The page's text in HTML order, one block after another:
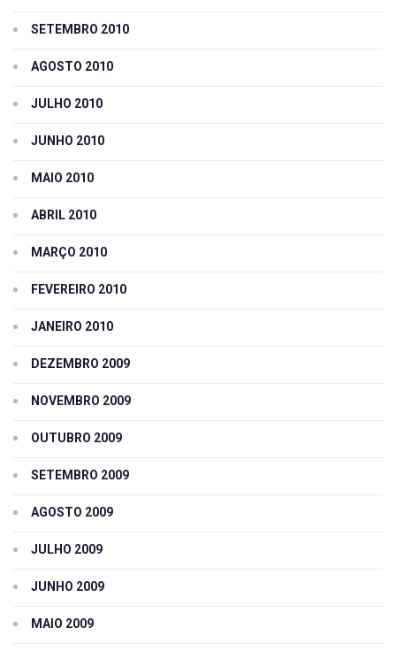
SETEMBRO 2010
AGOSTO 2010
JULHO 2010
JUNHO 2010
MAIO 2010
ABRIL 2010
MARÇO 2010
FEVEREIRO 2010
JANEIRO 2010
DEZEMBRO 2009
NOVEMBRO 2009
OUTUBRO 2009
SETEMBRO 2009
AGOSTO 2009
JULHO 2009
JUNHO 2009
MAIO 2009